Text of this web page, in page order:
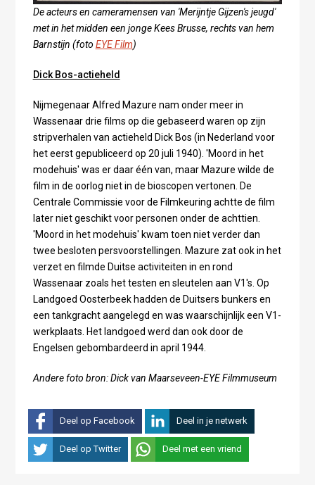
De acteurs en cameramensen van 'Merijntje Gijzen's jeugd'
met in het midden een jonge Kees Brusse, rechts van hem
Barnstijn (foto EYE Film)
Dick Bos-actieheld
Nijmegenaar Alfred Mazure nam onder meer in
Wassenaar drie films op die gebaseerd waren op zijn
stripverhalen van actieheld Dick Bos (in Nederland voor
het eerst gepubliceerd op 20 juli 1940). 'Moord in het
modehuis' was er daar één van, maar Mazure wilde de
film in de oorlog niet in de bioscopen vertonen. De
Centrale Commissie voor de Filmkeuring achtte de film
later niet geschikt voor personen onder de achttien.
'Moord in het modehuis' kwam toen niet verder dan
twee besloten persvoorstellingen. Mazure zat ook in het
verzet en filmde Duitse activiteiten in en rond
Wassenaar zoals het testen en sleutelen aan V1's. Op
Landgoed Oosterbeek hadden de Duitsers bunkers en
een tankgracht aangelegd en was waarschijnlijk een V1-
werkplaats. Het landgoed werd dan ook door de
Engelsen gebombardeerd in april 1944.
Andere foto bron: Dick van Maarseveen-EYE Filmmuseum
Deel op Facebook Deel in je netwerk
Deel op Twitter Deel met een vriend